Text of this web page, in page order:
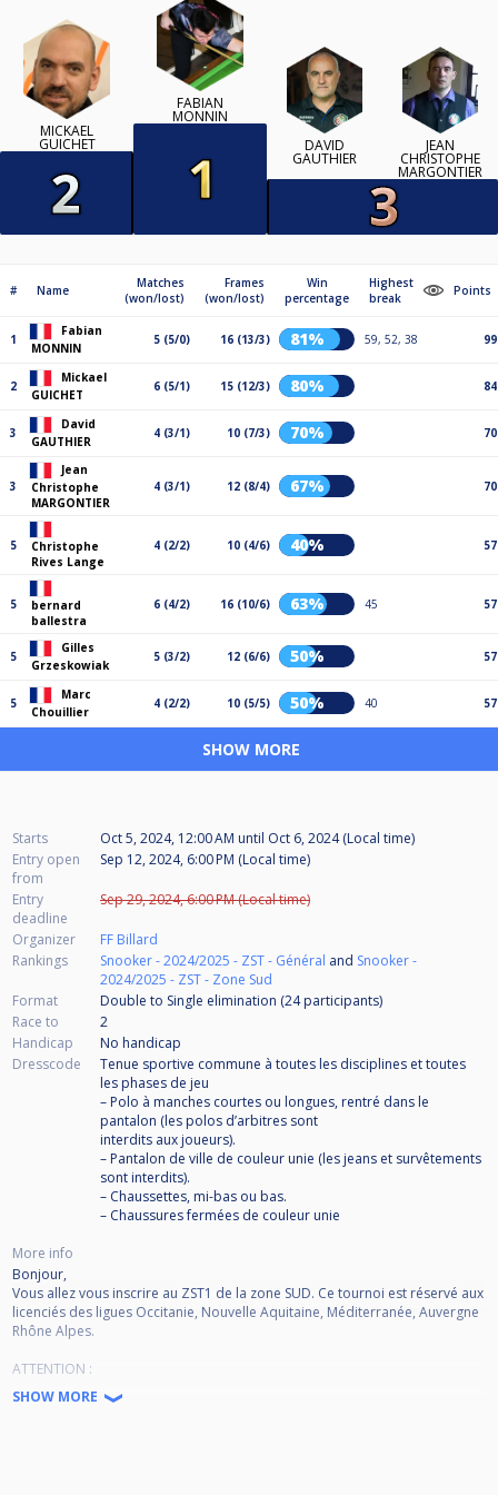
MICKAEL
GUICHET
FABIAN
MONNIN
DAVID
GAUTHIER
JEAN
CHRISTOPHE
MARGONTIER
# Name
Matches
(won/lost)
Frames
(won/lost)
Win
percentage
Highest
break
Points
1
Fabian
MONNIN
5 (5/0) 16 (13/3) 81% 59, 52, 38 99
2
Mickael
GUICHET
6 (5/1) 15 (12/3) 80% 84
3
David
GAUTHIER
4 (3/1) 10 (7/3) 70% 70
3
Jean
Christophe
MARGONTIER
4 (3/1) 12 (8/4) 67% 70
5
Christophe
Rives Lange
4 (2/2) 10 (4/6) 40% 57
5
bernard
ballestra
6 (4/2) 16 (10/6) 63% 45 57
5
Gilles
Grzeskowiak
5 (3/2) 12 (6/6) 50% 57
5
Marc
Chouillier
4 (2/2) 10 (5/5) 50% 40 57
SHOW MORE
Starts Oct 5, 2024, 12:00 AM until Oct 6, 2024 (Local time)
Entry open
from
Sep 12, 2024, 6:00 PM (Local time)
Entry
deadline
Sep 29, 2024, 6:00 PM (Local time)
Organizer
FF Billard
Rankings
Snooker - 2024/2025 - ZST - Général and Snooker -
2024/2025 - ZST - Zone Sud
Format
Double to Single elimination (24participants)
Race to
2
Handicap
No handicap
Dresscode
Tenue sportive commune à toutes les disciplines et toutes
les phases de jeu
– Polo à manches courtes ou longues, rentré dans le
pantalon (les polos d’arbitres sont
interdits aux joueurs).
– Pantalon de ville de couleur unie (les jeans et survêtements
sont interdits).
– Chaussettes, mi-bas ou bas.
– Chaussures fermées de couleur unie
More info
Bonjour,
Vous allez vous inscrire au ZST1 de la zone SUD. Ce tournoi est réservé aux
licenciés des ligues Occitanie, Nouvelle Aquitaine, Méditerranée, Auvergne
Rhône Alpes.
ATTENTION :
Vérifiez bien que votre nom est sur la liste restreinte ci-dessous.
Si vous vous inscrivez alors que votre nom n'y figure pas, votre inscription
SHOW MORE